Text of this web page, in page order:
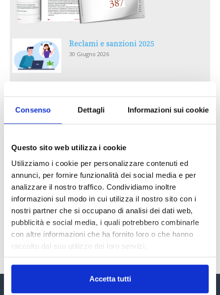
Consenso Dettagli Informazioni sui cookie
Questo sito web utilizza i cookie
Utilizziamo i cookie per personalizzare contenuti ed
annunci, per fornire funzionalità dei social media e per
analizzare il nostro traffico. Condividiamo inoltre
informazioni sul modo in cui utilizza il nostro sito con i
nostri partner che si occupano di analisi dei dati web,
pubblicità e social media, i quali potrebbero combinarle
con altre informazioni che ha fornito loro o che hanno
raccolto dal suo utilizzo dei loro servizi.
Accetta tutti
Reclami e sanzioni 2025
30 Giugno 2026
30 Giugno 2026
30 Giugno 2026
PREMI 2025. I TOP TEN
30 Giugno 2026
TUTTI GLI ARTICOLI DEL MESE